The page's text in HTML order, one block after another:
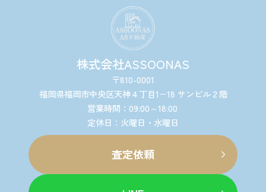
株式会社ASSOONAS
〒810-0001
福岡県福岡市中央区天神４丁目1−18 サンビル２階
営業時間：09:00～18:00
定休日：火曜日・水曜日
査定依頼